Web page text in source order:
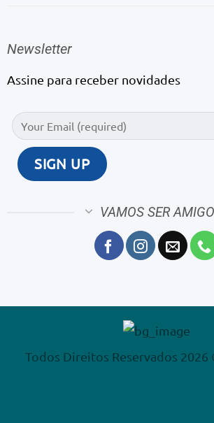
Newsletter
Assine para receber novidades
VAMOS SER
Todos Direitos Reservados 2026